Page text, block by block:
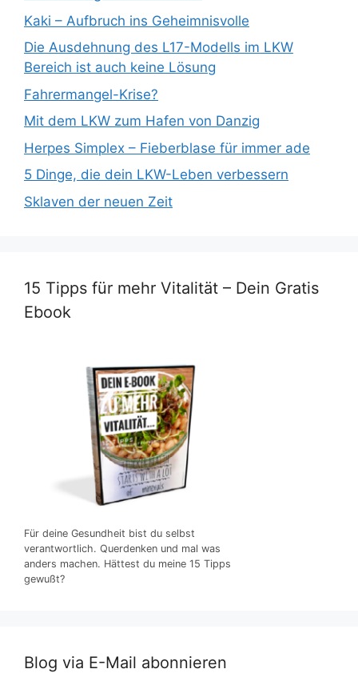
Kaki – Aufbruch ins Geheimnisvolle
Die Ausdehnung des L17-Modells im LKW
Bereich ist auch keine Lösung
Fahrermangel-Krise?
Mit dem LKW zum Hafen von Danzig
Herpes Simplex – Fieberblase für immer ade
5 Dinge, die dein LKW-Leben verbessern
Sklaven der neuen Zeit
15 Tipps für mehr Vitalität – Dein Gratis
Ebook
Für deine Gesundheit bist du selbst
verantwortlich. Querdenken und mal was
anders machen. Hättest du meine 15 Tipps
gewußt?
Blog via E-Mail abonnieren